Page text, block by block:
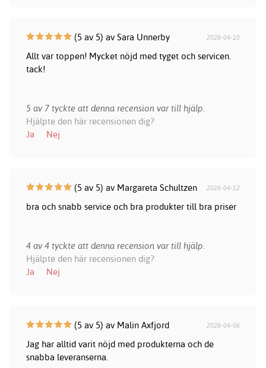
(5 av 5) av Sara Unnerby 2026-04-10
Allt var toppen! Mycket nöjd med tyget och servicen.
tack!
5 av 7 tyckte att denna recension var till hjälp.
Hjälpte den här recensionen dig?
Ja
Nej
(5 av 5) av Margareta Schultzen 2026-04-12
bra och snabb service och bra produkter till bra priser
4 av 4 tyckte att denna recension var till hjälp.
Hjälpte den här recensionen dig?
Ja
Nej
(5 av 5) av Malin Axfjord 2026-04-06
Jag har alltid varit nöjd med produkterna och de
snabba leveranserna.